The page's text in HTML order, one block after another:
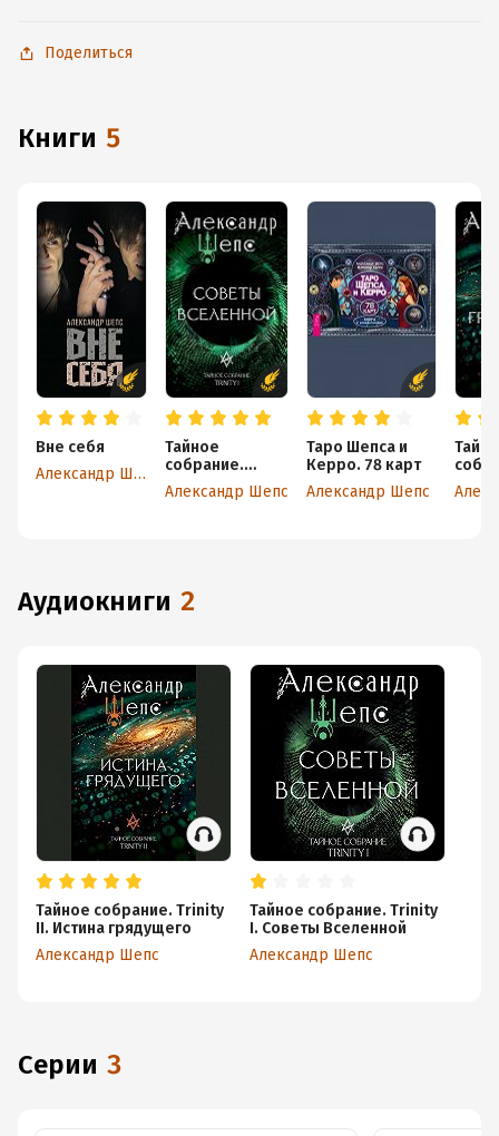
приложение для iOS или Android, чтобы не расставаться
Поделиться
книги 5
Вне себя
Александр Шепс
Тайное
собрание.
Trinity I. Советы
Вселенной
Александр Шепс
Таро Шепса и
Керро. 78 карт
Александр Шепс
аудиокниги 2
Тайное собрание. Trinity
II. Истина грядущего
Александр Шепс
Тайное собрание. Trinity
I. Советы Вселенной
Александр Шепс
Серии 3